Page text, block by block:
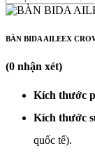
BÀN BIDA AILEEX
(0 nhận xét)
Kích thước
Kích thước
quốc tế).